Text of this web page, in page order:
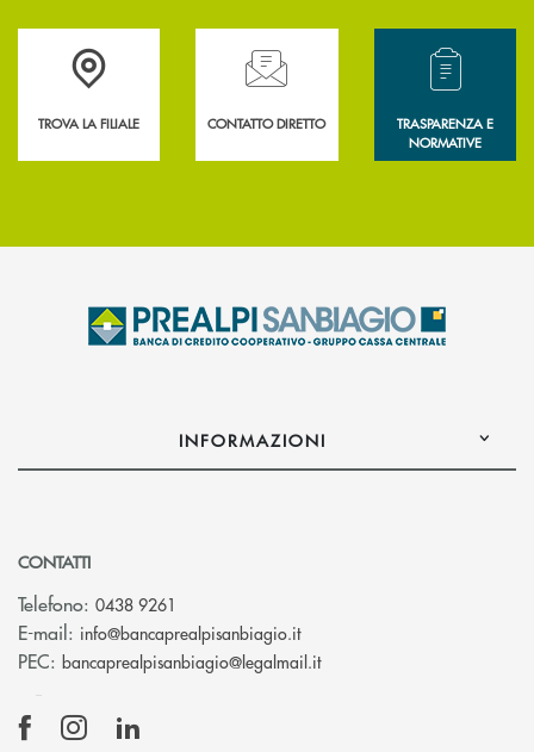
Accedi all' elenco completo delle filiali .
TROVA LA FILIALE
Hai bisogno di assistenza immediata?
CONTATTO DIRETTO
Hai bisogno di
TRASPARENZA E
NORMATIVE
INFORMAZIONI
CONTATTI
Telefono: 0438 9261
E-mail: info@bancaprealpisanbiagio.it(si apre l’app di posta
PEC: bancaprealpisanbiagio@legalmail.it(si apre l’app di posta